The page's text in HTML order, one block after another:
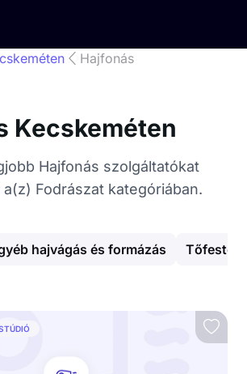
Hajfonás
Kecskeméten
Hajfonás szolgáltatókat
Fodrászat kategóriában.
hajvágás és formázás Tőfestés